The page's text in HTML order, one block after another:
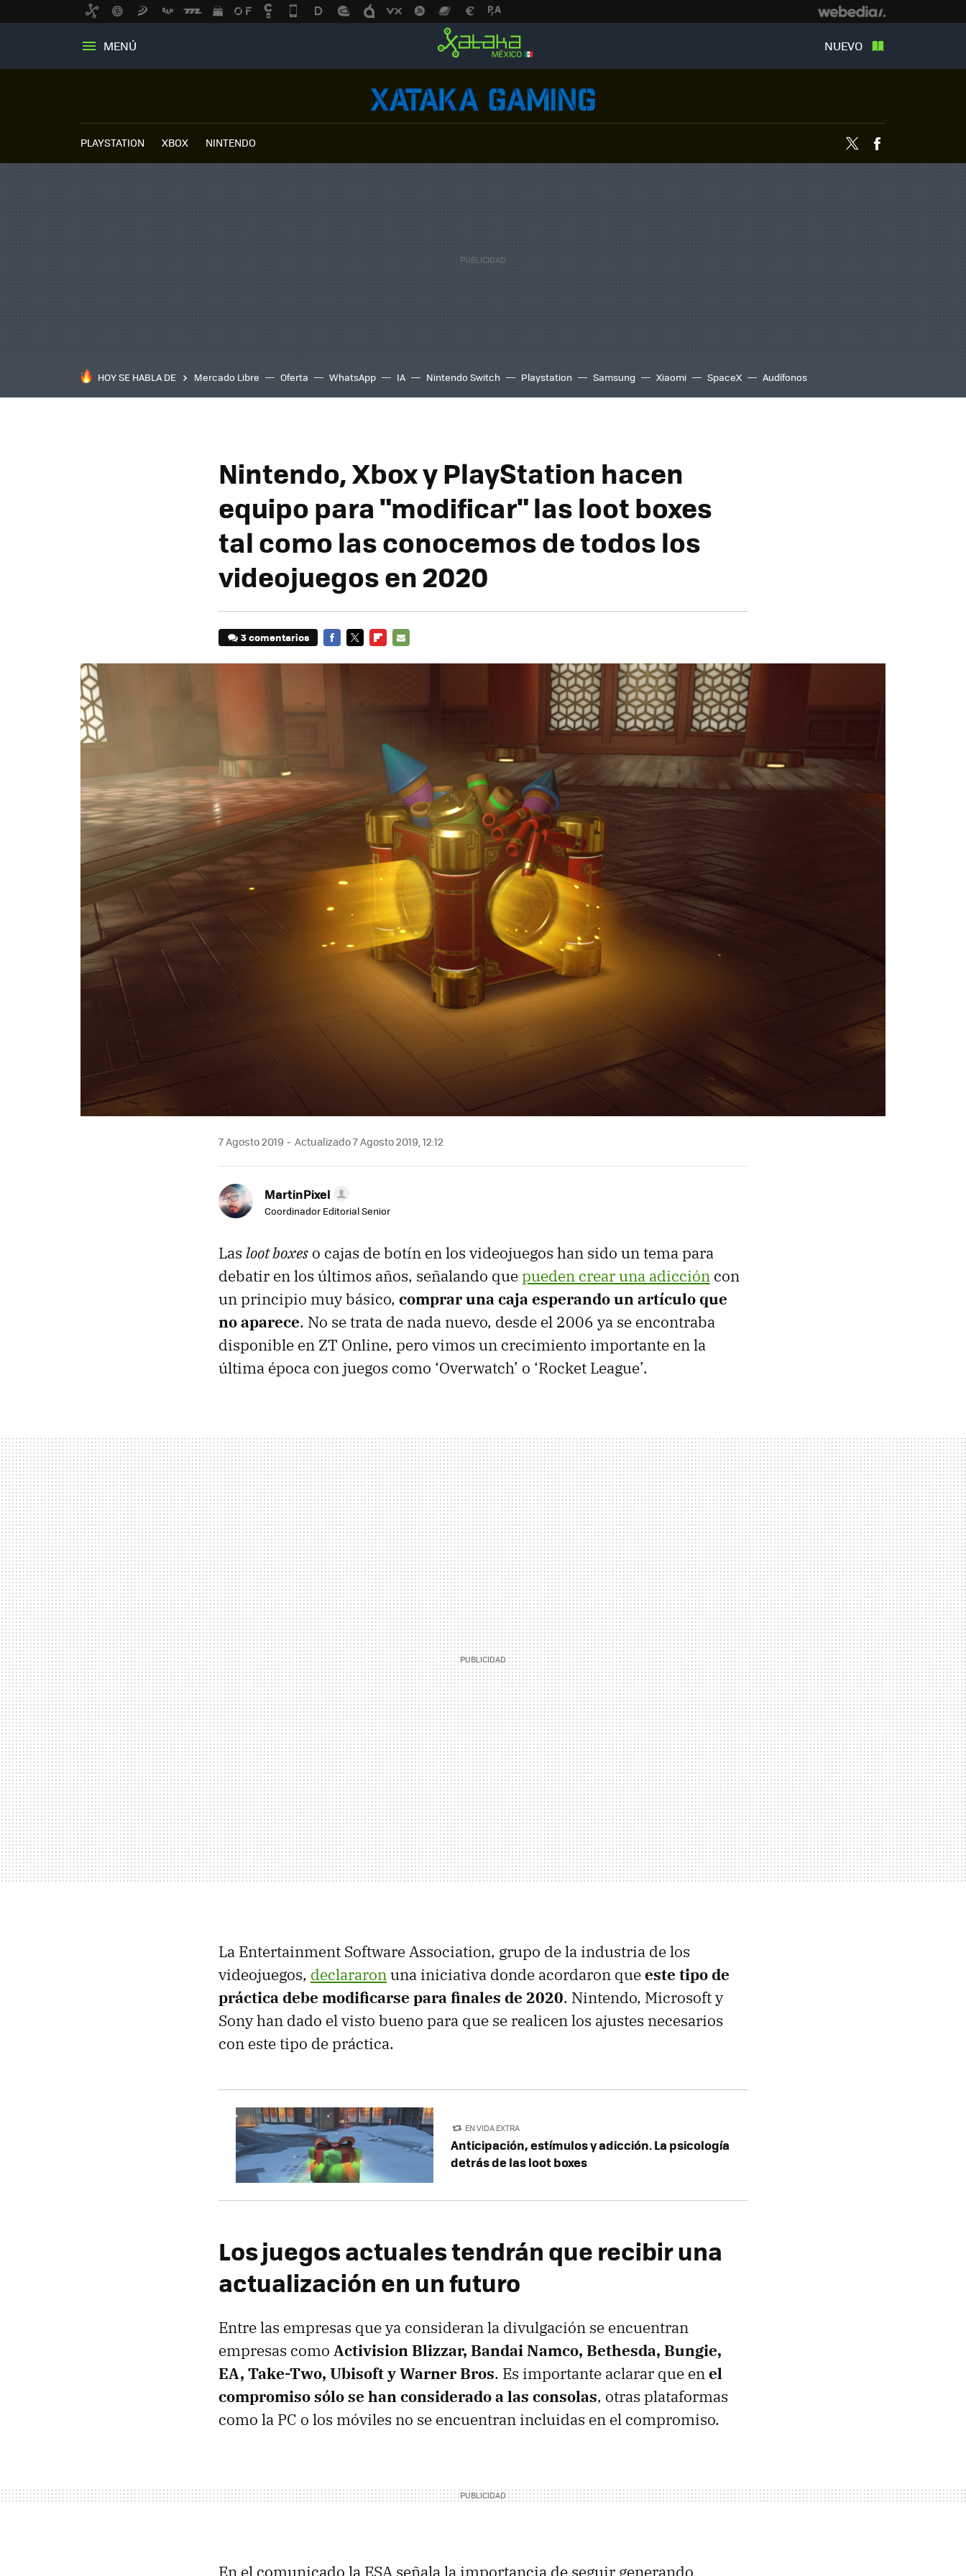
MENÚ NUEVO
PLAYSTATION XBOX NINTENDO Twitter
HOY SE HABLA DE Mercado Libre Oferta WhatsApp IA Nintendo Switch Playstation Samsung Xiaomi SpaceX Audífonos
Nintendo, Xbox y PlayStation hacen
equipo para "modificar" las loot boxes
tal como las conocemos de todos los
videojuegos en 2020
3 comentarios
7 Agosto 2019 Actualizado 7 Agosto 2019, 12:12
MartinPixel
Coordinador Editorial Senior
Las loot boxes o cajas de botín en los videojuegos han sido un tema para
debatir en los últimos años, señalando quepueden crear una adicción con
un principio muy básico, comprar una caja esperando un artículo que
no aparece. No se trata de nada nuevo, desde el 2006 ya se encontraba
disponible en ZT Online, pero vimos un crecimiento importante en la
última época con juegos como ‘Overwatch’ o ‘Rocket League’.
La Entertainment Software Association, grupo de la industria de los
videojuegos, declararonuna iniciativa donde acordaron queeste tipo de
práctica debe modificarse para finales de 2020. Nintendo, Microsoft y
Sony han dado el visto bueno para que se realicen los ajustes necesarios
con este tipo de práctica.
EN VIDA EXTRA
Anticipación, estímulos y adicción. La psicología
detrás de las loot boxes
Los juegos actuales tendrán que recibir una
actualización en un futuro
Entre las empresas que ya consideran la divulgación se encuentran
empresas como Activision Blizzar, Bandai Namco, Bethesda, Bungie,
EA, Take-Two, Ubisoft y Warner Bros. Es importante aclarar que enel
compromiso sólo se han considerado a las consolas, otras plataformas
como la PC o los móviles no se encuentran incluidas en el compromiso.
En el comunicado la ESA señala la importancia de seguir generando